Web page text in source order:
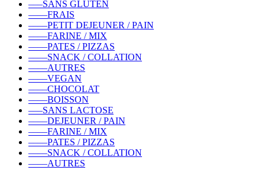
–––SANS GLUTEN
––––FRAIS
––––PETIT DEJEUNER / PAIN
––––FARINE / MIX
––––PATES / PIZZAS
––––SNACK / COLLATION
––––AUTRES
––––VEGAN
––––CHOCOLAT
––––BOISSON
–––SANS LACTOSE
––––DEJEUNER / PAIN
––––FARINE / MIX
––––PATES / PIZZAS
––––SNACK / COLLATION
––––AUTRES